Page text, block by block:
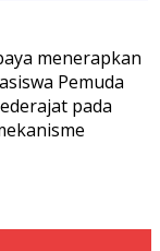
menerapkan
Pemuda
pada